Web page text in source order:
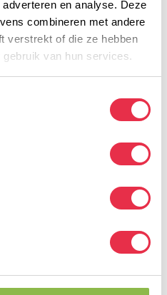
en analyse. Deze
combineren met andere
verstrekt of die ze hebben
van hun services.
bestellen? Neem dan